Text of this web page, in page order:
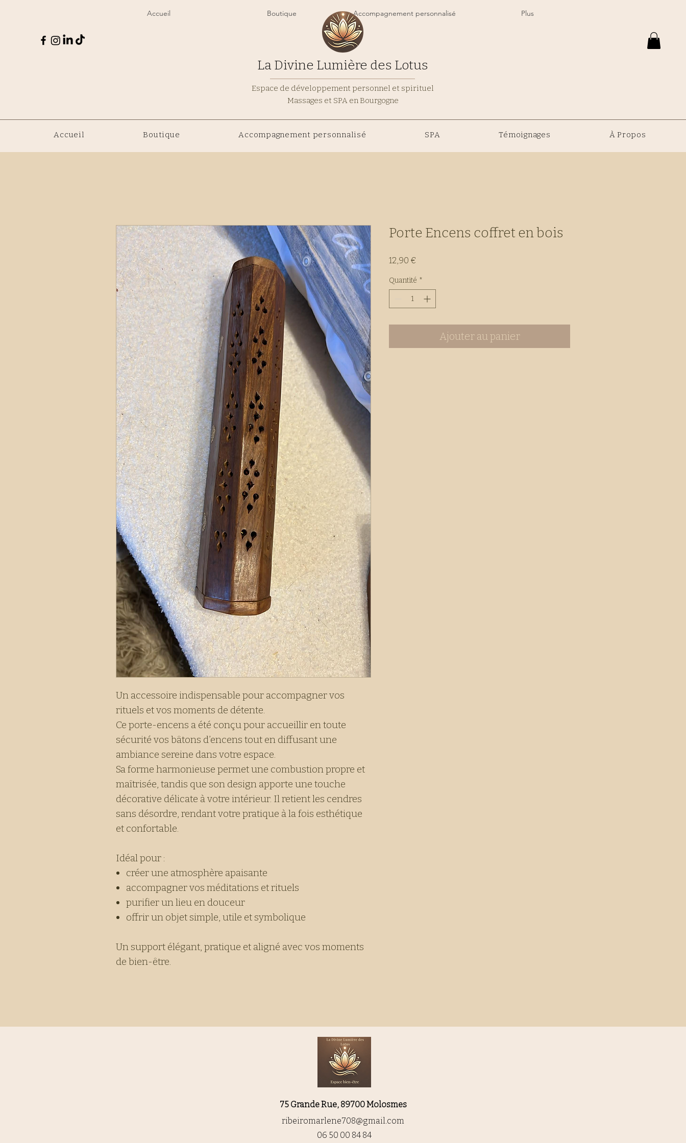
La Divine Lumière des Lotus
Espace de développement personnel et spirituel
Massages et SPA en Bourgogne
Accueil Boutique Accompagnement personnalisé SPA Témoignages À Propos
Un accessoire indispensable pour accompagner vos
rituels et vos moments de détente.
Ce porte-encens a été conçu pour accueillir en toute
sécurité vos bâtons d’encens tout en diffusant une
ambiance sereine dans votre espace.
Sa forme harmonieuse permet une combustion propre et
maîtrisée, tandis que son design apporte une touche
décorative délicate à votre intérieur. Il retient les cendres
sans désordre, rendant votre pratique à la fois esthétique
et confortable.
Idéal pour :
créer une atmosphère apaisante
accompagner vos méditations et rituels
purifier un lieu en douceur
offrir un objet simple, utile et symbolique
Un support élégant, pratique et aligné avec vos moments
de bien-être.
Porte Encens coffret en bois
12,90 €
Quantité *
Ajouter au panier
Accueil Boutique Accompagnement personnalisé Plus
75 Grande Rue, 89700 Molosmes
ribeiromarlene708@gmail.com
06 50 00 84 84